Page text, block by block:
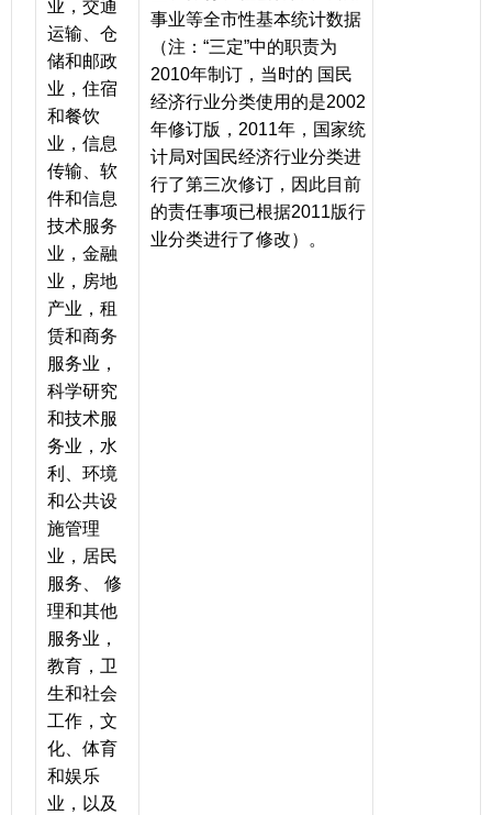
业，交通
运输、仓
储和邮政
业，住宿
和餐饮
业，信息
传输、软
件和信息
技术服务
业，金融
业，房地
产业，租
赁和商务
服务业，
科学研究
和技术服
务业，水
利、环境
和公共设
施管理
业，居民
服务、 修
理和其他
服务业，
教育，卫
生和社会
工作，文
化、体育
和娱乐
业，以及
事业等全市性基本统计数据
（注：“三定”中的职责为
2010年制订，当时的 国民
经济行业分类使用的是2002
年修订版，2011年，国家统
计局对国民经济行业分类进
行了第三次修订，因此目前
的责任事项已根据2011版行
业分类进行了修改）。